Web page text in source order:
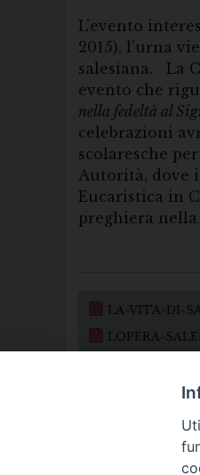
L’evento
2015), l’urna
salesiana. La
evento che
nella fedeltà al
celebrazioni
scolaresche
Autorità, dove
Eucaristica in
preghiera nella
LA-VITA-DI-
LOPERA-